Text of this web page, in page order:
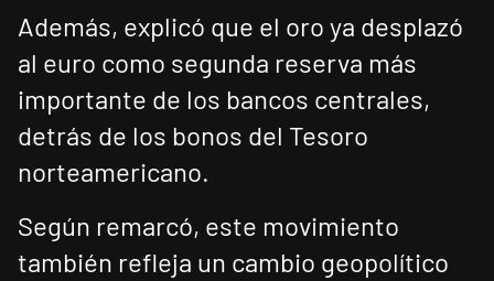
Además, explicó que el oro ya desplazó
al euro como segunda reserva más
importante de los bancos centrales,
detrás de los bonos del Tesoro
norteamericano.
Según remarcó, este movimiento
también refleja un cambio geopolítico